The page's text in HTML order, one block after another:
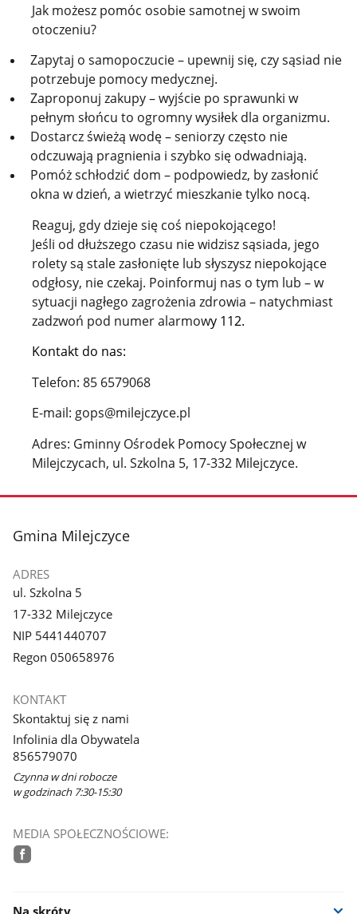
Jak możesz pomóc osobie samotnej w swoim
otoczeniu?
Zapytaj o samopoczucie – upewnij się, czy sąsiad nie
potrzebuje pomocy medycznej.
Zaproponuj zakupy – wyjście po sprawunki w
pełnym słońcu to ogromny wysiłek dla organizmu.
Dostarcz świeżą wodę – seniorzy często nie
odczuwają pragnienia i szybko się odwadniają.
Pomóż schłodzić dom – podpowiedz, by zasłonić
okna w dzień, a wietrzyć mieszkanie tylko nocą.
Reaguj, gdy dzieje się coś niepokojącego!
Jeśli od dłuższego czasu nie widzisz sąsiada, jego
rolety są stale zasłonięte lub słyszysz niepokojące
odgłosy, nie czekaj. Poinformuj nas o tym lub – w
sytuacji nagłego zagrożenia zdrowia – natychmiast
zadzwoń pod numer alarmowy 112.
Kontakt do nas:
Telefon: 85 6579068
E-mail: gops@milejczyce.pl
Adres: Gminny Ośrodek Pomocy Społecznej w
Milejczycach, ul. Szkolna 5, 17-332 Milejczyce.
stopka
Gmina Milejczyce
ADRES
ul. Szkolna 5
17-332 Milejczyce
NIP 5441440707
Regon 050658976
KONTAKT
Skontaktuj się z nami
Infolinia dla Obywatela
856579070
Czynna w dni robocze
w godzinach 7:30-15:30
MEDIA SPOŁECZNOŚCIOWE: